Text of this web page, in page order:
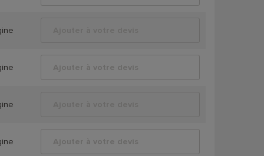
Ajouter à votre devis
Ajouter à votre devis